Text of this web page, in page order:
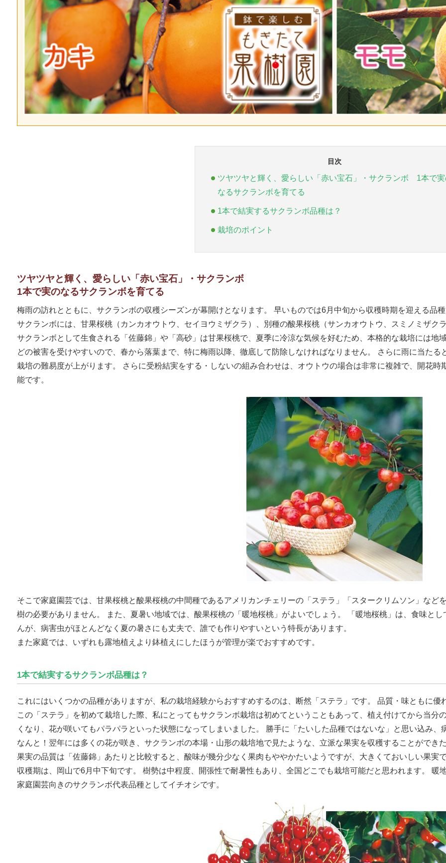
目次
ツヤツヤと輝く、愛らしい「赤い宝石」・サクランボ 1本で
なるサクランボを育てる
1本で結実するサクランボ品種は？
栽培のポイント
ツヤツヤと輝く、愛らしい「赤い宝石」・サクランボ
1本で実のなるサクランボを育てる
梅雨の訪れとともに、サクランボの収穫シーズンが幕開けとなります。 早いものでは6月中旬から収穫時期を迎える品
サクランボには、甘果桜桃（カンカオウトウ、セイヨウミザクラ）、別種の酸果桜桃（サンカオウトウ、スミノミザク
サクランボとして生食される「佐藤錦」や「高砂」は甘果桜桃で、夏季に冷涼な気候を好むため、本格的な栽培には地
どの被害を受けやすいので、春から落葉まで、特に梅雨以降、徹底して防除しなければなりません。 さらに雨に当た
栽培の難易度が上がります。 さらに受粉結実をする・しないの組み合わせは、オウトウの場合は非常に複雑で、開花
能です。
そこで家庭園芸では、甘果桜桃と酸果桜桃の中間種であるアメリカンチェリーの「ステラ」「スタークリムソン」など
樹の必要がありません。 また、夏暑い地域では、酸果桜桃の「暖地桜桃」がよいでしょう。 「暖地桜桃」は、食味と
んが、病害虫がほとんどなく夏の暑さにも丈夫で、誰でも作りやすいという特長があります。
また家庭では、いずれも露地植えより鉢植えにしたほうが管理が楽でおすすめです。
1本で結実するサクランボ品種は？
これにはいくつかの品種がありますが、私の栽培経験からおすすめするのは、断然「ステラ」です。 品質・味ともに優
この「ステラ」を初めて栽培した際、私にとってもサクランボ栽培は初めてということもあって、植え付けてから当分
くなり、花が咲いてもパラパラといった状態になってしまいました。 勝手に「たいした品種ではないな」と思い込み
なんと！翌年には多くの花が咲き、サクランボの本場・山形の栽培地で見たような、立派な果実を収穫することができ
果実の品質は「佐藤錦」あたりと比較すると、酸味が幾分少なく果肉もややかたいようですが、大きくておいしい果実
収穫期は、岡山で6月中下旬です。 樹勢は中程度、開張性で耐暑性もあり、全国どこでも栽培可能だと思われます。
家庭園芸向きのサクランボ代表品種としてイチオシです。